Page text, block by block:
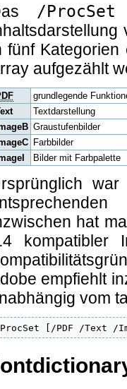
/ProcSet
fünf
aufgezählt
grundlegende
Textdarstellung
Graustufenbilder
Farbbilder
Bilder mit Farbpalette
hat
kompatibler
empfiehlt
vom
[/PDF /Text /